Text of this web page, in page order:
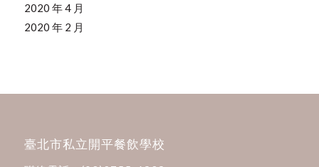
2020 年 4 月
2020 年 2 月
臺北市私立開平餐飲學校